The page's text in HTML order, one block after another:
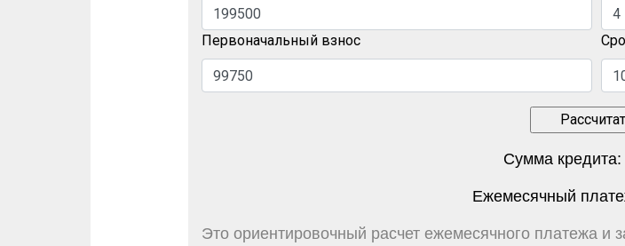
Первоначальный взнос
Сумма кредита:
Ежемесячный
Это ориентировочный расчет ежемесячного платежа и